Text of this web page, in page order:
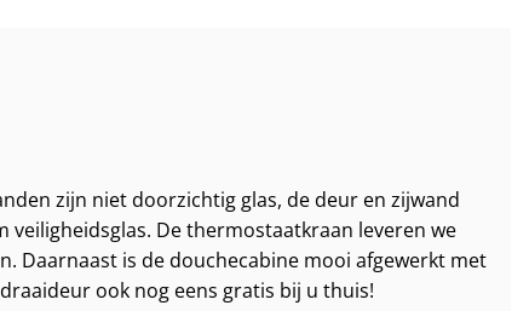
zijn niet doorzichtig glas, de deur en zijwand
De thermostaatkraan leveren we
Daarnaast is de douchecabine mooi afgewerkt met
ook nog eens gratis bij u thuis!